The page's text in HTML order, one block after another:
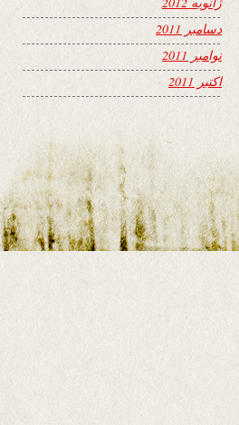
دسامبر 2011
نوامبر 2011
اکتبر 2011